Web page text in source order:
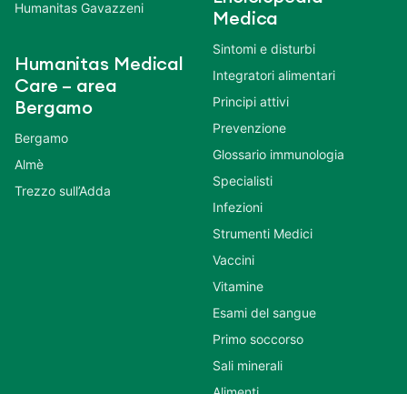
Humanitas Gavazzeni
Humanitas Medical
Care – area
Bergamo
Bergamo
Almè
Trezzo sull’Adda
Medica
Sintomi e disturbi
Integratori alimentari
Principi attivi
Prevenzione
Glossario immunologia
Specialisti
Infezioni
Strumenti Medici
Vaccini
Vitamine
Esami del sangue
Primo soccorso
Sali minerali